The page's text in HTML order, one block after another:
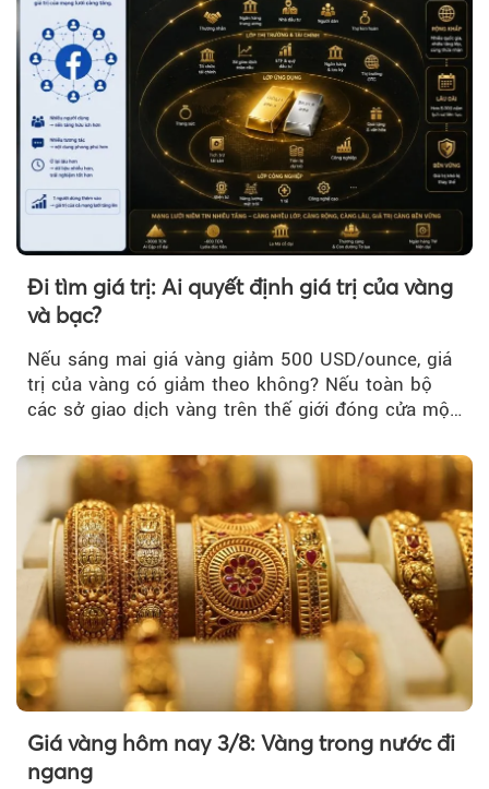
Đi tìm giá trị: Ai quyết định giá trị của vàng
và bạc?
Nếu sáng mai giá vàng giảm 500 USD/ounce, giá
trị của vàng có giảm theo không? Nếu toàn bộ
các sở giao dịch vàng trên thế giới đóng cửa một
Giá vàng hôm nay 3/8: Vàng trong nước đi
ngang